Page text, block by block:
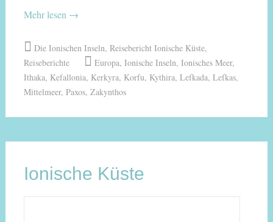
Mehr lesen →
Die Ionischen Inseln, Reisebericht Ionische Küste,
Reiseberichte
Europa, Ionische Inseln, Ionisches Meer,
Ithaka, Kefallonia, Kerkyra, Korfu, Kythira, Lefkada, Lefkas,
Mittelmeer, Paxos, Zakynthos
Ionische Küste